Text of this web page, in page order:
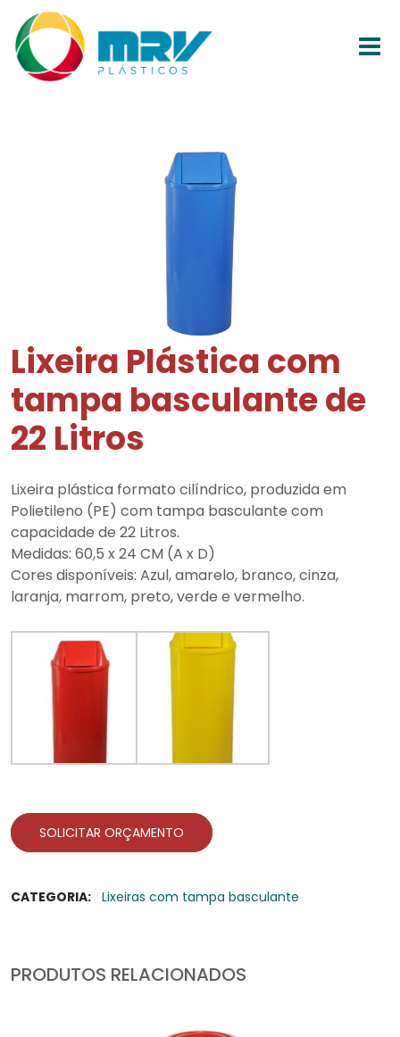
Lixeira Plástica com
tampa basculante de
22 Litros
Lixeira plástica formato cilíndrico, produzida em
Polietileno (PE) com tampa basculante com
capacidade de 22 Litros.
Medidas: 60,5 x 24 CM (A x D)
Cores disponíveis: Azul, amarelo, branco, cinza,
laranja, marrom, preto, verde e vermelho.
SOLICITAR ORÇAMENTO
CATEGORIA: Lixeiras com tampa basculante
PRODUTOS RELACIONADOS